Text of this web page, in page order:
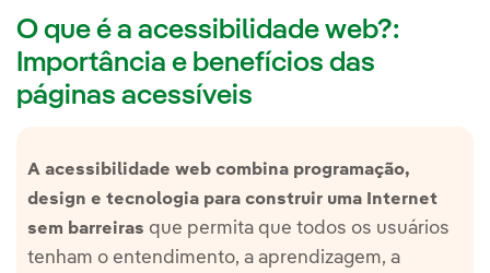
O que é a acessibilidade web?:
Importância e benefícios das
páginas acessíveis
A acessibilidade web combina programação,
design e tecnologia para construir uma Internet
sem barreiras que permita que todos os usuários
tenham o entendimento, a aprendizagem, a